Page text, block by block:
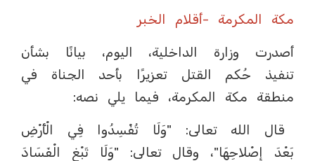
مكة المكرمة -أقلام الخبر
أصدرت وزارة الداخلية، اليوم، بيانًا بشأن
تنفيذ حُكم القتل تعزيرًا بأحد الجناة في
منطقة مكة المكرمة، فيما يلي نصه:
قال الله تعالى: "وَلَا تُفْسِدُوا فِي الْأَرْضِ
بَعْدَ إِصْلاحِهَا"، وقال تعالى: "وَلَا تَبْغِ الْفَسَادَ